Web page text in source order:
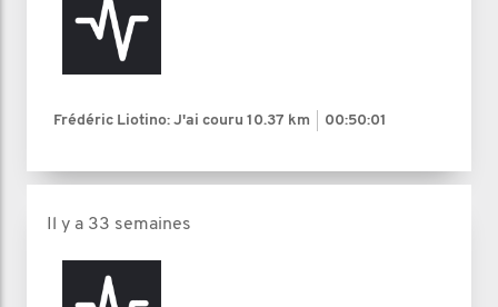
Frédéric Liotino: J'ai couru 10.37 km 00:50:01
Il y a 33 semaines